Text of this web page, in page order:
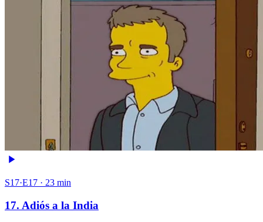
S17·E17 · 23 min
17. Adiós a la India